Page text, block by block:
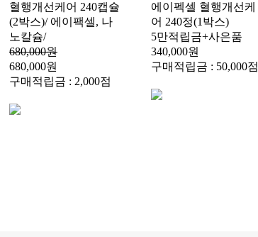
혈행개선케어 240캡슐
(2박스)/ 에이팩셀, 나
노칼슘/
680,000원
680,000원
구매적립금 : 2,000점
에이펙셀 혈행개선케
어 240정(1박스)
5만적립금+사은품
340,000원
구매적립금 : 50,000점